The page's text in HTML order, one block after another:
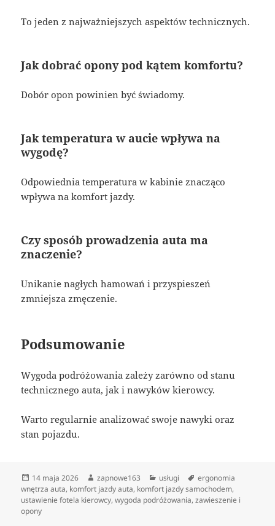
To jeden z najważniejszych aspektów technicznych.
Jak dobrać opony pod kątem komfortu?
Dobór opon powinien być świadomy.
Jak temperatura w aucie wpływa na
wygodę?
Odpowiednia temperatura w kabinie znacząco
wpływa na komfort jazdy.
Czy sposób prowadzenia auta ma
znaczenie?
Unikanie nagłych hamowań i przyspieszeń
zmniejsza zmęczenie.
Podsumowanie
Wygoda podróżowania zależy zarówno od stanu
technicznego auta, jak i nawyków kierowcy.
Warto regularnie analizować swoje nawyki oraz
stan pojazdu.
Data
publikacji
14 maja 2026 Autor
zapnowe163 Kategorie
usługi Tagi
ergonomia
wnętrza auta, komfort jazdy auta, komfort jazdy samochodem,
ustawienie fotela kierowcy,wygoda podróżowania,zawieszenie i
opony